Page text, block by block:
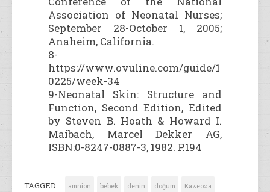
Association of Neonatal Nurses;
September 28-October 1, 2005;
Anaheim, California.
8-
https://www.ovuline.com/guide/1
0225/week-34
9-Neonatal Skin: Structure and
Function, Second Edition, Edited
by Steven B. Hoath & Howard I.
Maibach, Marcel Dekker AG,
ISBN:0-8247-0887-3, 1982. P.194
TAGGED amnion bebek denin doğum Kazeoza